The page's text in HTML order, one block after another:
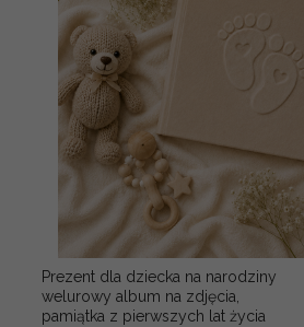
Prezent dla dziecka na narodziny
welurowy album na zdjęcia,
pamiątka z pierwszych lat życia